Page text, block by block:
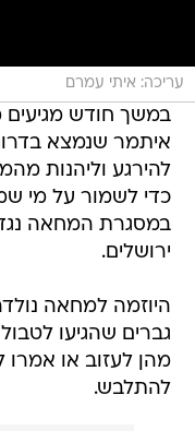
עריכה: איתי עמרם
במשך חודש מגיעים
איתמר שנמצא
להירגע וליהנות
כדי לשמור על מי
במסגרת המחאה
ירושלים.
היוזמה למחאה
גברים שהגיעו
מהן לעזוב או אמרו
להתלבש.